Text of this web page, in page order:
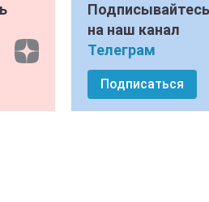
Подписывайтесь
на наш канал
Телеграм
Подписаться